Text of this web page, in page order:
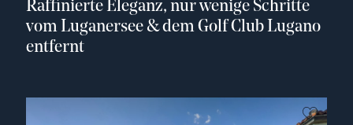
Raffinierte Eleganz, nur wenige Schritte
vom Luganersee & dem Golf Club Lugano
entfernt
kein